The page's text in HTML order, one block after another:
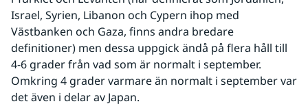
Israel, Syrien, Libanon och Cypern ihop med
Västbanken och Gaza, finns andra bredare
definitioner) men dessa uppgick ändå på flera håll till
4-6 grader från vad som är normalt i september.
Omkring 4 grader varmare än normalt i september var
det även i delar av Japan.